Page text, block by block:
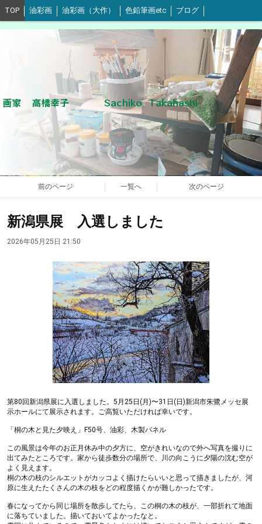
TOP 油彩画 油彩画（大作） 色鉛筆画etc ブログ
画家 高橋幸子 Sachiko Takahashi
前のページ 一覧へ 次のページ
新潟県展 入選しました
2026年05月25日 21:50
第80回新潟県展に入選しました。5月25日(月)〜31日(日)新潟市朱鷺メッセ展
示ホールにて展示されます。ご高覧いただければ幸いです。
「桐の木と見た夕映え」F50号、油彩、木製パネル
この風景は今年のお正月休み中の夕方に、空がきれいなので外へ写真を撮りに
出てみたところです。家から徒歩数分の場所で、川の向こうに夕陽の沈む空が
よく見えます。
桐の木の枝のシルエットがカッコよく描けたらいいと思って描きましたが、河
原に生えたたくさんの木の枝をどの程度描くかが難しかったです。
春になってから同じ場所を散歩してたら、この桐の木の枝が、一部折れて地面
に落ちていました。描いておいてよかったなと。